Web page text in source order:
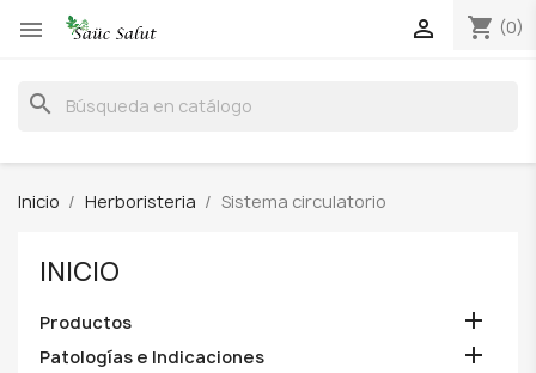
 shopping_cart (0)

search
Inicio Herboristeria Sistema circulatorio
INICIO
Productos 
Patologías e Indicaciones 